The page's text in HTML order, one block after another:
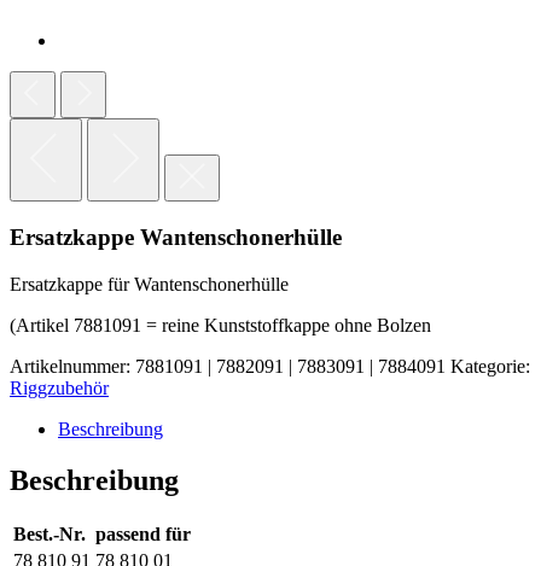
Ersatzkappe Wantenschonerhülle
Ersatzkappe für Wantenschonerhülle
(Artikel 7881091 = reine Kunststoffkappe ohne Bolzen
Artikelnummer: 7881091 | 7882091 | 7883091 | 7884091 Kategorie:
Riggzubehör
Beschreibung
Beschreibung
Best.-Nr. passend für
78 810 91 78 810 01